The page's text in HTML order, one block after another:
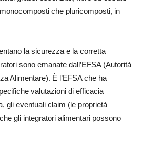
che pluricomposti, in
la sicurezza e la corretta
sono emanate dall’EFSA (Autorità
Alimentare). È l’EFSA che ha
valutazioni di efficacia
gli eventuali claim (le proprietà
gli integratori alimentari possono